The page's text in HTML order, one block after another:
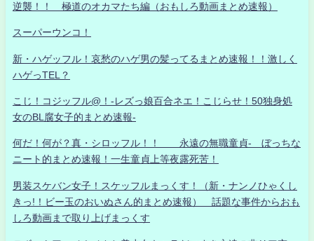
逆襲！！ 極道のオカマたち編（おもしろ動画まとめ速報）
スーパーウンコ！
新・ハゲッフル！哀愁のハゲ男の髪ってるまとめ速報！！激しく
ハゲっTEL？
こじ！コジッフル@！-レズっ娘百合ネエ！こじらせ！50独身処
女のBL腐女子的まとめ速報-
何だ！何が？真・シロッフル！！ 永遠の無職童貞- ぼっちな
ニート的まとめ速報！一生童貞上等夜露死苦！
男装スケバン女子！スケッフルまっくす！（新・ナンノひゃくし
きっ!！ビー玉のおいぬさん的まとめ速報） 話題な事件からおも
しろ動画まで取り上げまっくす